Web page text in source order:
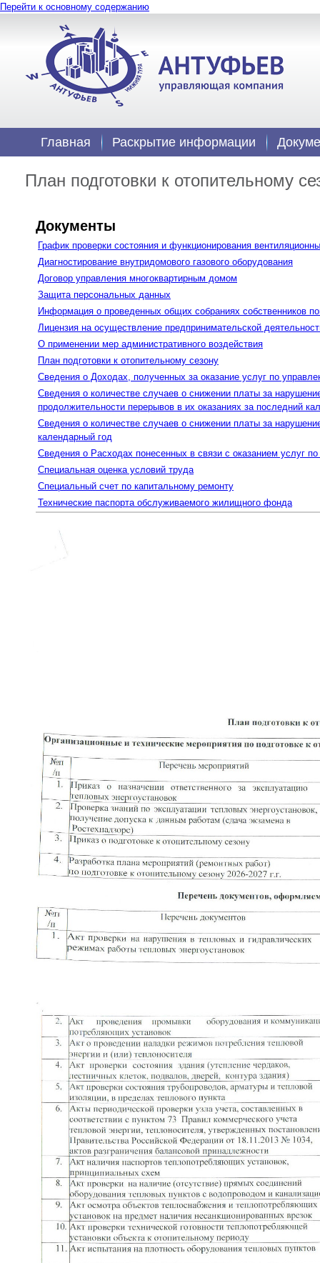
Перейти к основному содержанию
Главная Раскрытие информации
План подготовки к отопительному
Документы
График проверки состояния и функционирования
Диагностирование внутридомового газового оборудования
Договор управления многоквартирным домом
Защита персональных данных
Информация о проведенных общих собраниях собственников
Лицензия на осуществление предпринимательской
О применении мер административного воздействия
План подготовки к отопительному сезону
Сведения о Доходах, полученных за оказание услуг по
Сведения о количестве случаев о снижении платы за
продолжительности перерывов в их оказаниях за последний
Сведения о количестве случаев о снижении платы за
календарный год
Сведения о Расходах понесенных в связи с оказанием услуг
Специальная оценка условий труда
Специальный счет по капитальному ремонту
Технические паспорта обслуживаемого жилищного фонда